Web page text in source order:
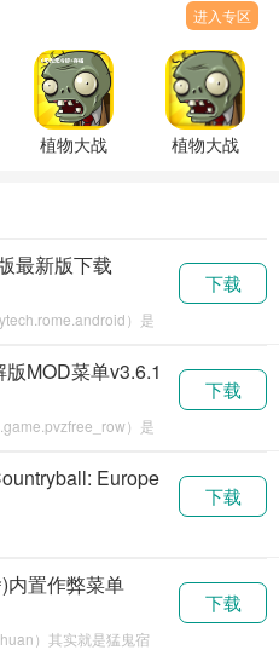
进入专区
植物大战
植物大战
最新版下载
）是
下载
MOD菜单v3.6.1
）是
下载
Europe
v2.90
下载
内置作弊菜单
）其实就是猛鬼宿
下载